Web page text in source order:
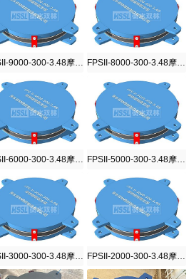
FPSII-9000-300-3.48摩擦摆隔震支座
FPSII-6000-300-3.48摩擦摆隔震支座
FPSII-3000-300-3.48摩擦摆隔震支座